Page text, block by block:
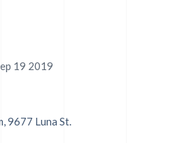
19 2019
9677 Luna St.